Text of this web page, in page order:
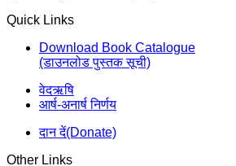
Quick Links
Download Book Catalogue
(डाउनलोड पुस्तक सूची)
वेदऋषि
आर्ष-अनार्ष निर्णय
दान दें(Donate)
Other Links